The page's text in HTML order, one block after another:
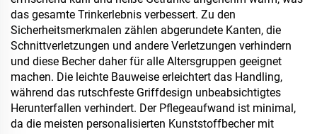
das gesamte Trinkerlebnis verbessert. Zu den
Sicherheitsmerkmalen zählen abgerundete Kanten, die
Schnittverletzungen und andere Verletzungen verhindern
und diese Becher daher für alle Altersgruppen geeignet
machen. Die leichte Bauweise erleichtert das Handling,
während das rutschfeste Griffdesign unbeabsichtigtes
Herunterfallen verhindert. Der Pflegeaufwand ist minimal,
da die meisten personalisierten Kunststoffbecher mit